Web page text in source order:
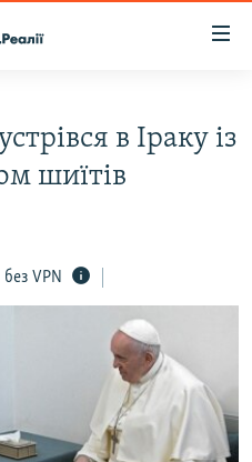
в Іраку із
шиїтів
VPN